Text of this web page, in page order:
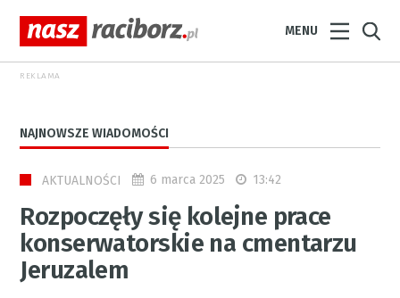
MENU
REKLAMA
NAJNOWSZE WIADOMOŚCI
AKTUALNOŚCI 6 marca 2025 13:42
Rozpoczęły się kolejne prace
konserwatorskie na cmentarzu
Jeruzalem